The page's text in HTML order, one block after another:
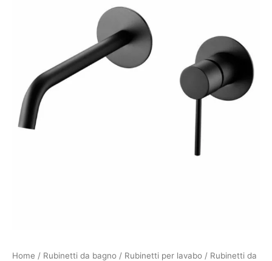
Home / Rubinetti da bagno / Rubinetti per lavabo / Rubinetti da
►